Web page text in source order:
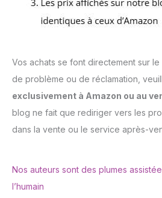
Vos achats se font directement sur le
de problème ou de réclamation,
exclusivement à Amazon ou au
blog ne fait que rediriger vers les
dans la vente ou le service après-
Nos auteurs sont des plumes
l’humain